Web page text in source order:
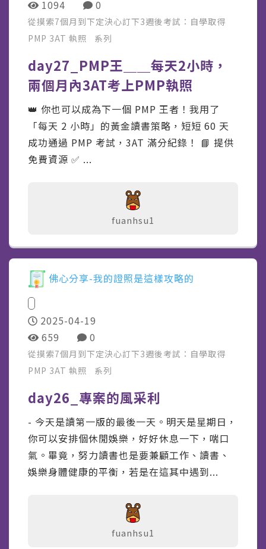
1094
0
從摸索7個月到下定決心訂下3週後考試：自學取得
PMP 3AT 執照 系列
day27_PMP王＿＿每天2小時，
兩個月內3AT考上PMP執照
👑 你也可以成為下一個 PMP 王者！我用了
「每天 2 小時」的黃金讀書策略，短短 60 天
成功通過 PMP 考試，3AT 滿分紀錄！ 📘 提供
免費資源 ✅ ️...
fuanhsu1
佛心分享-我的證照是這樣攻略的
2025-04-19
659
0
從摸索7個月到下定決心訂下3週後考試：自學取得
PMP 3AT 執照 系列
day26_專案的風采利
- 今天是讀第一版的最後一天。明天是星期日，
你可以安排個休閒娛樂，好好休息一下，喘口
氣。畢竟，努力讀書也是要兼顧工作、讀書、
娛樂身體健康的平衡，若是在這其中遇到...
fuanhsu1